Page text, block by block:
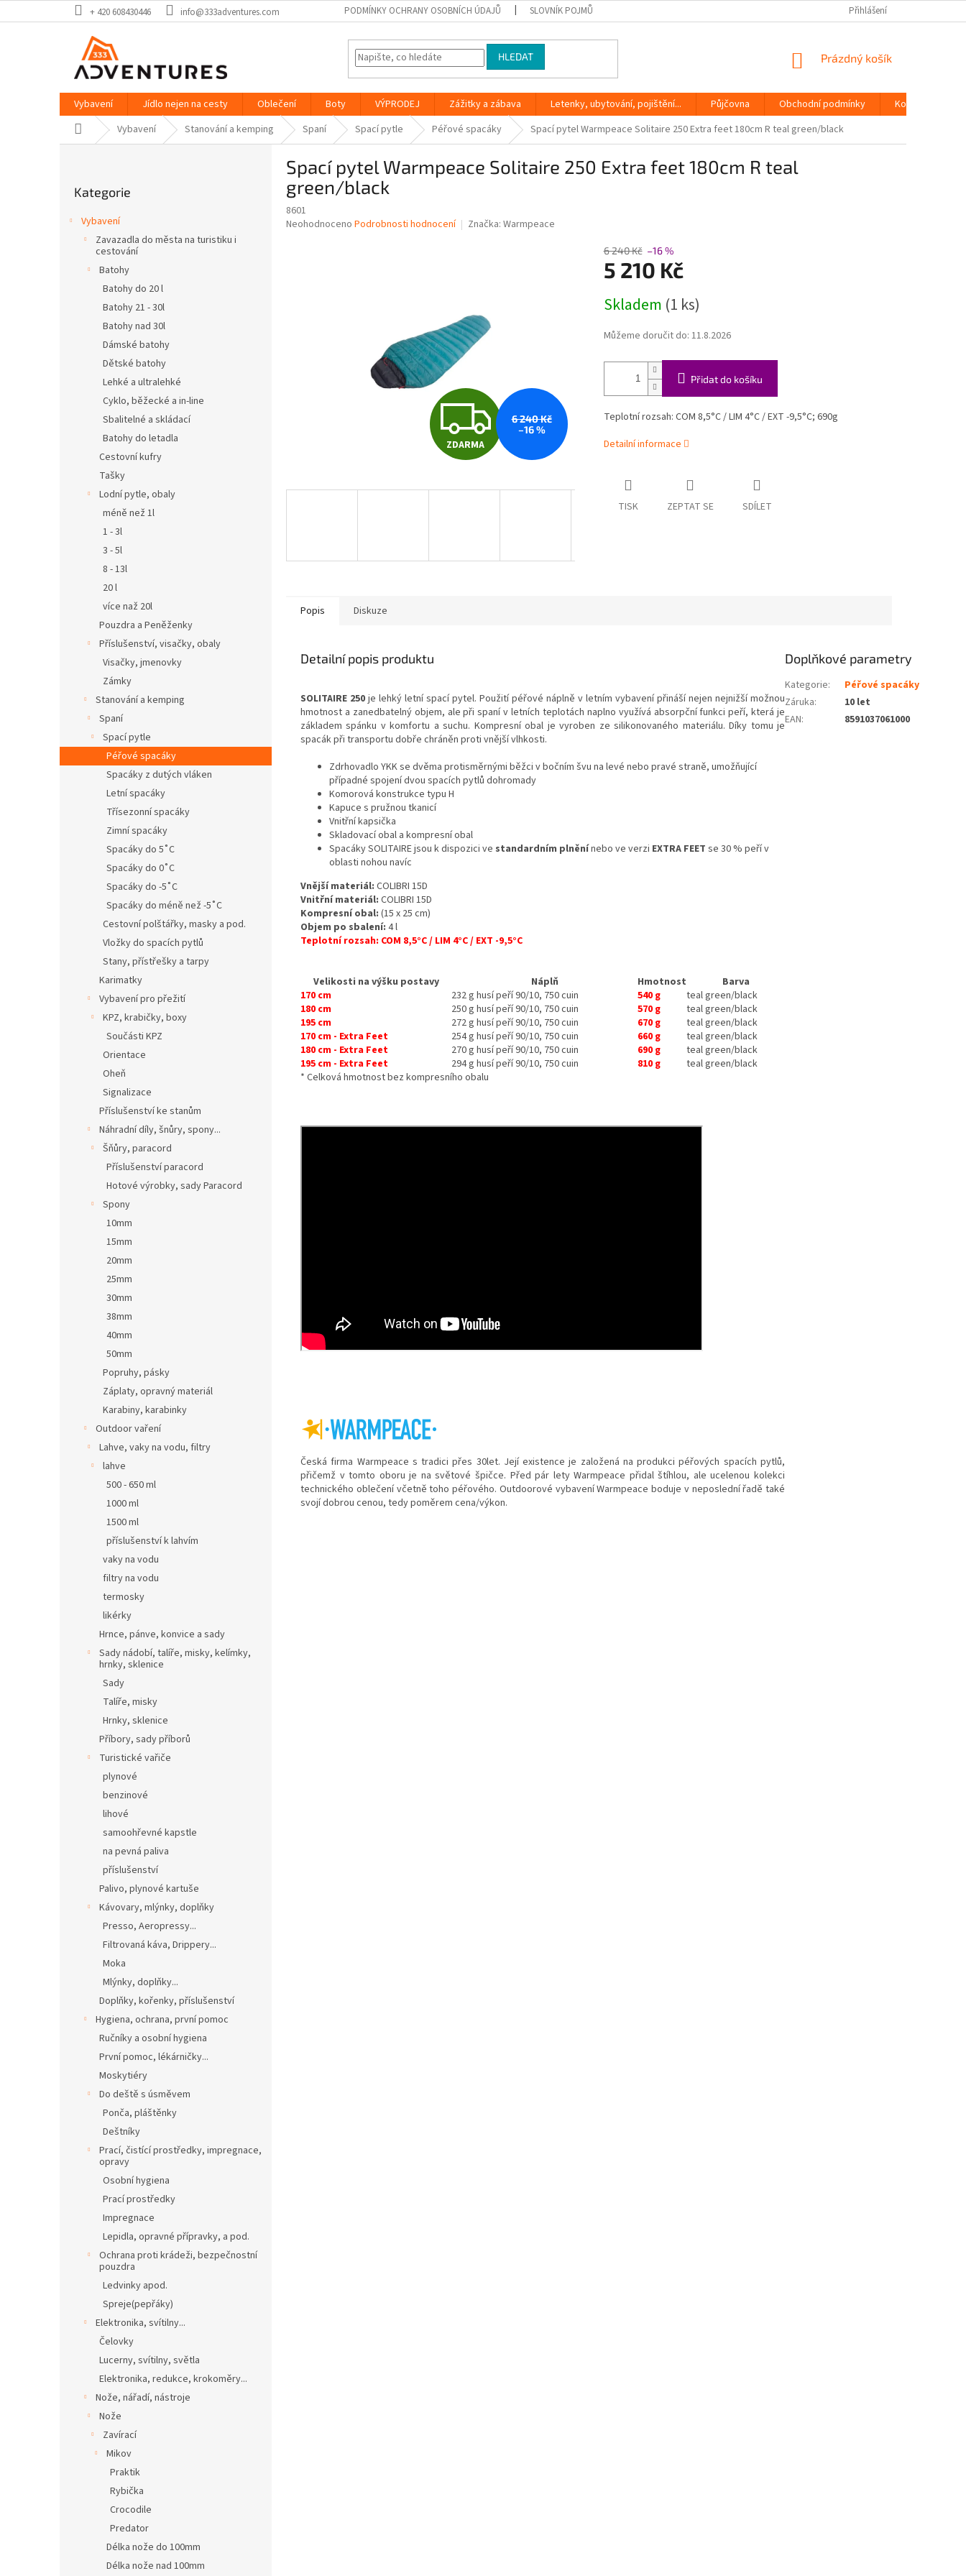
na
+ 420 608430446 info@333adventures.com PODMÍNKY OCHRANY OSOBNÍCH ÚDAJŮ SLOVNÍK POJMŮ Přihlášení
HLEDAT
NÁKUPNÍ
Prázdný košík
Vybavení Jídlo nejen na cesty Oblečení Boty VÝPRODEJ Zážitky a zábava Letenky, ubytování, pojištění... Půjčovna Obchodní podmínky
Kontakty
Domů Vybavení Stanování a kemping Spaní Spací pytle Péřové spacáky Spací pytel Warmpeace Solitaire 250 Extra feet 180cm R teal green/black
kategorie
Kategorie
Vybavení
Zavazadla do města na turistiku i
cestování
Batohy
Batohy do 20 l
Batohy 21 - 30l
Batohy nad 30l
Dámské batohy
Dětské batohy
Lehké a ultralehké
Cyklo, běžecké a in-line
Sbalitelné a skládací
Batohy do letadla
Cestovní kufry
Tašky
Lodní pytle, obaly
méně než 1l
1 - 3l
3 - 5l
8 - 13l
20 l
více naž 20l
Pouzdra a Peněženky
Příslušenství, visačky, obaly
Visačky, jmenovky
Zámky
Stanování a kemping
Spaní
Spací pytle
Péřové spacáky
Spacáky z dutých vláken
Letní spacáky
Třísezonní spacáky
Zimní spacáky
Spacáky do 5˚C
Spacáky do 0˚C
Spacáky do -5˚C
Spacáky do méně než -5˚C
Cestovní polštářky, masky a pod.
Vložky do spacích pytlů
Stany, přístřešky a tarpy
Karimatky
Vybavení pro přežití
KPZ, krabičky, boxy
Součásti KPZ
Orientace
Oheň
Signalizace
Příslušenství ke stanům
Náhradní díly, šnůry, spony...
Šňůry, paracord
Příslušenství paracord
Hotové výrobky, sady Paracord
Spony
10mm
15mm
20mm
25mm
30mm
38mm
40mm
50mm
Popruhy, pásky
Záplaty, opravný materiál
Karabiny, karabinky
Outdoor vaření
Lahve, vaky na vodu, filtry
lahve
500 - 650 ml
1000 ml
1500 ml
příslušenství k lahvím
vaky na vodu
filtry na vodu
termosky
likérky
Hrnce, pánve, konvice a sady
Sady nádobí, talíře, misky, kelímky,
hrnky, sklenice
Sady
Talíře, misky
Hrnky, sklenice
Příbory, sady příborů
Turistické vařiče
plynové
benzinové
lihové
samoohřevné kapstle
na pevná paliva
příslušenství
Palivo, plynové kartuše
Kávovary, mlýnky, doplňky
Presso, Aeropressy...
Filtrovaná káva, Drippery...
Moka
Mlýnky, doplňky...
Doplňky, kořenky, příslušenství
Hygiena, ochrana, první pomoc
Ručníky a osobní hygiena
První pomoc, lékárničky...
Moskytiéry
Do deště s úsměvem
Ponča, pláštěnky
Deštníky
Prací, čistící prostředky, impregnace,
opravy
Osobní hygiena
Prací prostředky
Impregnace
Lepidla, opravné přípravky, a pod.
Ochrana proti krádeži, bezpečnostní
pouzdra
Ledvinky apod.
Spreje(pepřáky)
Elektronika, svítilny...
Čelovky
Lucerny, svítilny, světla
Elektronika, redukce, krokoměry...
Nože, nářadí, nástroje
Nože
Zavírací
Mikov
Praktik
Rybička
Crocodile
Predator
Délka nože do 100mm
Délka nože nad 100mm
Spací pytel Warmpeace Solitaire 250 Extra feet 180cm R teal
green/black
8601
Průměrné
Neohodnoceno Podrobnosti hodnocení Značka: Warmpeace
Z
D
R
ZDARMA
6 240 Kč
–16 %
6 240 Kč –16 %
5 210 Kč
cena:
Skladem (1 ks)
Můžeme doručit do: 11.8.2026
Přidat do košíku
Teplotní rozsah: COM 8,5°C / LIM 4°C / EXT -9,5°C; 690g
Detailní informace
TISK ZEPTAT SE SDÍLET
Popis Diskuze
Detailní popis produktu
SOLITAIRE 250 je lehký letní spací pytel. Použití péřové náplně v letním vybavení přináší nejen nejnižší možnou
hmotnost a zanedbatelný objem, ale při spaní v letních teplotách naplno využívá absorpční funkci peří, která je
základem spánku v komfortu a suchu. Kompresní obal je vyroben ze silikonovaného materiálu. Díky tomu je
spacák při transportu dobře chráněn proti vnější vlhkosti.
Zdrhovadlo YKK se dvěma protisměrnými běžci v bočním švu na levé nebo pravé straně, umožňující
případné spojení dvou spacích pytlů dohromady
Komorová konstrukce typu H
Kapuce s pružnou tkanicí
Vnitřní kapsička
Skladovací obal a kompresní obal
Spacáky SOLITAIRE jsou k dispozici ve standardním plněnínebo ve verzi EXTRA FEET se 30 % peří v
oblasti nohou navíc
Vnější materiál: COLIBRI 15D
Vnitřní materiál: COLIBRI 15D
Kompresní obal: (15 x 25 cm)
Objem po sbalení: 4 l
Teplotní rozsah: COM 8,5°C / LIM 4°C / EXT -9,5°C
Velikosti na výšku postavy Náplň Hmotnost
Barva
170 cm
232 g husí peří 90/10, 750 cuin 540 g
teal green/black
180 cm
250 g husí peří 90/10, 750 cuin 570 g
teal green/black
195 cm
272 g husí peří 90/10, 750 cuin 670 g
teal green/black
170 cm - Extra Feet
254 g husí peří 90/10, 750 cuin 660 g
teal green/black
180 cm - Extra Feet
270 g husí peří 90/10, 750 cuin 690 g
teal green/black
195 cm - Extra Feet
294 g husí peří 90/10, 750 cuin 810 g
teal green/black
* Celková hmotnost bez kompresního obalu
Česká firma Warmpeace s tradici přes 30let. Její existence je založená na produkci péřových spacích pytlů,
přičemž v tomto oboru je na světové špičce. Před pár lety Warmpeace přidal štíhlou, ale ucelenou kolekci
technického oblečení včetně toho péřového. Outdo­orové vybavení Warmpeace boduje v neposlední řadě také
svojí dobrou cenou, tedy poměrem cena/výkon.
Doplňkové parametry
Kategorie:
Péřové spacáky
Záruka:
10 let
EAN: 8591037061000